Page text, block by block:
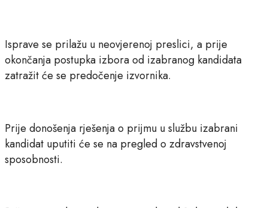
Isprave se prilažu u neovjerenoj preslici, a prije
okončanja postupka izbora od izabranog kandidata
zatražit će se predočenje izvornika.
Prije donošenja rješenja o prijmu u službu izabrani
kandidat uputiti će se na pregled o zdravstvenoj
sposobnosti.